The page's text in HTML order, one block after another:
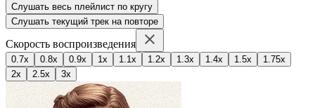
Слушать весь плейлист по кругу
Слушать текущий трек на повторе
Скорость воспроизведения
0.7x 0.8x 0.9x 1x 1.1x 1.2x 1.3x 1.4x 1.5x
1.75x
2x
2.5x 3x